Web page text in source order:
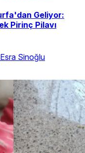
Geliyor:
Pirinç Pilavı
Esra Sinoğlu